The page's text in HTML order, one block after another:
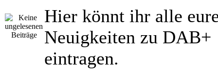
Hier könnt ihr alle
Neuigkeiten zu DAB+
eintragen.